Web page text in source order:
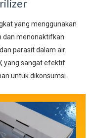
yang menggunakan
dan menonaktifkan
parasit dalam air.
yang sangat efektif
untuk dikonsumsi.